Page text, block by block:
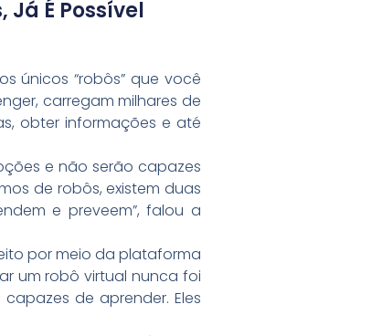
Já É Possível
únicos “robôs” que você
carregam milhares de
obter informações e até
e não serão capazes
de robôs, existem duas
e preveem”, falou a
por meio da plataforma
um robô virtual nunca foi
de aprender. Eles